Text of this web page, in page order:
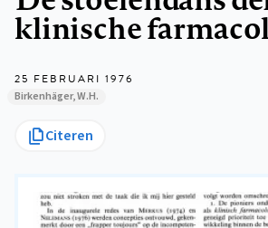
klinische
25 FEBRUARI 1976
Birkenhäger, W.H.
Citeren